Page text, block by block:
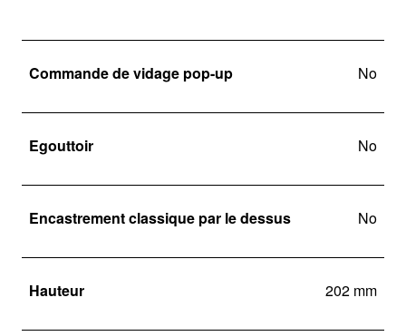
Commande de vidage pop-up No
Egouttoir No
Encastrement classique par le dessus No
Hauteur 202 mm